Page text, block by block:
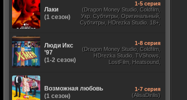
Лаки
(1 сезон)
1-5 серия
(Dragon Money Studio, Coldfilm,
Укр. Субтитры, Оригинальный,
Субтитры, HDrezka Studio. 18+,
Люди Икс
’97
(1-2 сезон)
1-8 серия
(Dragon Money Studio, Coldfilm,
HDrezka Studio, TVShows,
LostFilm, Heatsound,
Возможная любовь
(1 сезон)
1-7 серия
(AlisaDirilis)